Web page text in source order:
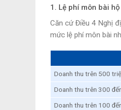
1. Lệ phí môn bài
Căn cứ Điều 4 Nghị
mức lệ phí môn bài
Doanh thu trên 500
Doanh thu trên 300
Doanh thu trên 100